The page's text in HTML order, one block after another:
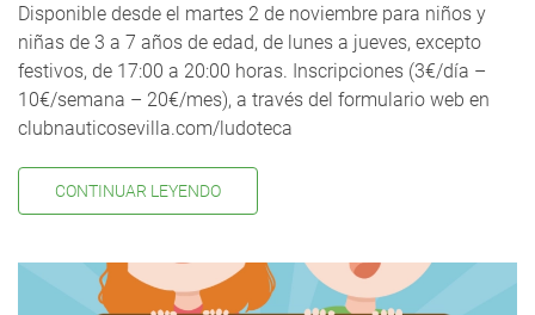
Disponible desde el martes 2 de noviembre para niños y
niñas de 3 a 7 años de edad, de lunes a jueves, excepto
festivos, de 17:00 a 20:00 horas. Inscripciones (3€/día –
10€/semana – 20€/mes), a través del formulario web en
clubnauticosevilla.com/ludoteca
CONTINUAR LEYENDO